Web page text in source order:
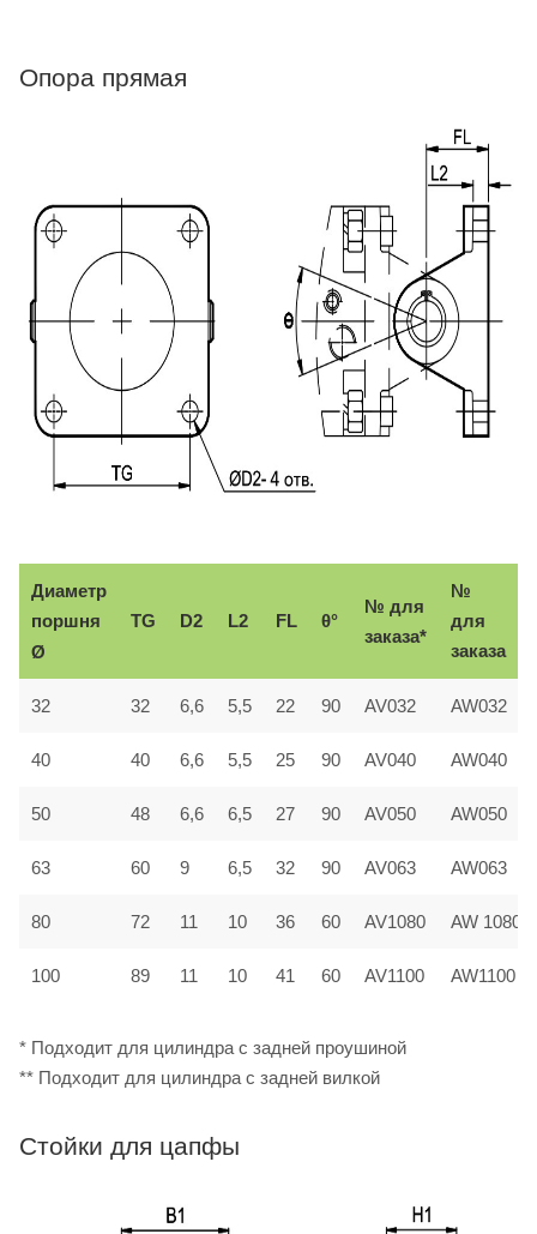
Опора прямая
Диаметр
поршня
Ø
TG D2 L2 FL θ°
№ для
заказа*
№
для
заказа
32 32 6,6 5,5 22 90 AV032 AW032
40 40 6,6 5,5 25 90 AV040 AW040
50 48 6,6 6,5 27 90 AV050 AW050
63 60 9 6,5 32 90 AV063 AW063
80 72 11 10 36 60 AV1080 AW 1080
100 89 11 10 41 60 AV1100 AW1100
* Подходит для цилиндра с задней проушиной
** Подходит для цилиндра с задней вилкой
Стойки для цапфы